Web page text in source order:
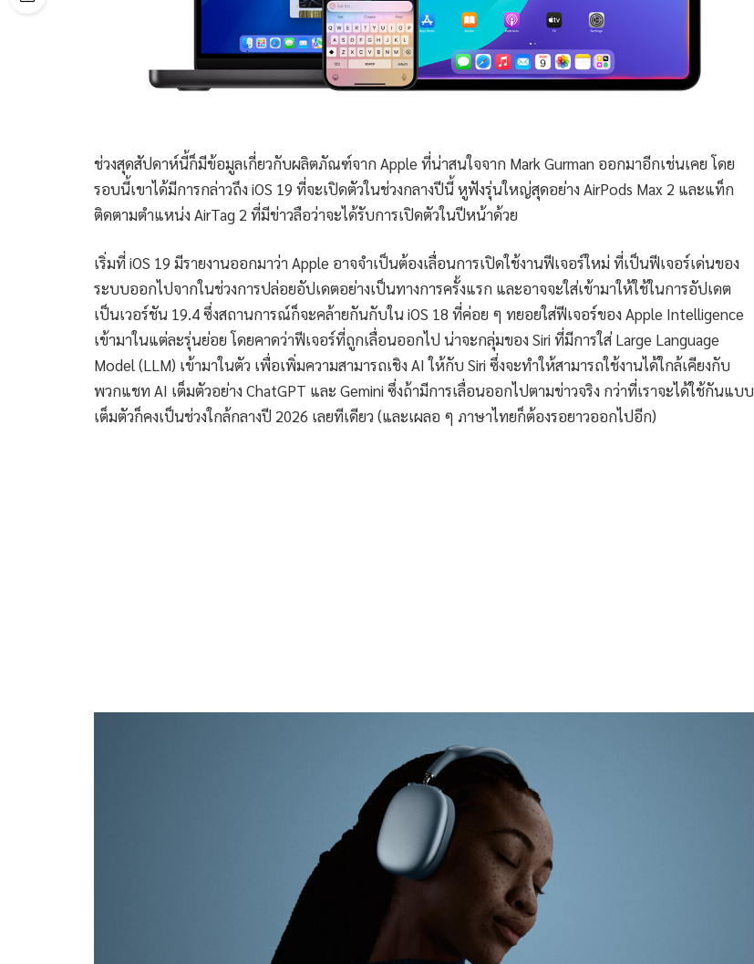
ช่วงสุดสัปดาห์นี้ก็มีข้อมูลเกี่ยวกับผลิตภัณฑ์จาก Apple ที่น่าสนใจจาก Mark Gurman ออกมาอีกเช่นเคย โดย
รอบนี้เขาได้มีการกล่าวถึง iOS 19 ที่จะเปิดตัวในช่วงกลางปีนี้ หูฟังรุ่นใหญ่สุดอย่าง AirPods Max 2 และแท็ก
ติดตามตำแหน่ง AirTag 2 ที่มีข่าวลือว่าจะได้รับการเปิดตัวในปีหน้าด้วย
เริ่มที่ iOS 19 มีรายงานออกมาว่า Apple อาจจำเป็นต้องเลื่อนการเปิดใช้งานฟีเจอร์ใหม่ ที่เป็นฟีเจอร์เด่นของ
ระบบออกไปจากในช่วงการปล่อยอัปเดตอย่างเป็นทางการครั้งแรก และอาจจะใส่เข้ามาให้ใช้ในการอัปเดต
เป็นเวอร์ชัน 19.4 ซึ่งสถานการณ์ก็จะคล้ายกันกับใน iOS 18 ที่ค่อย ๆ ทยอยใส่ฟีเจอร์ของ Apple Intelligence
เข้ามาในแต่ละรุ่นย่อย โดยคาดว่าฟีเจอร์ที่ถูกเลื่อนออกไป น่าจะกลุ่มของ Siri ที่มีการใส่ Large Language
Model (LLM) เข้ามาในตัว เพื่อเพิ่มความสามารถเชิง AI ให้กับ Siri ซึ่งจะทำให้สามารถใช้งานได้ใกล้เคียงกับ
พวกแชท AI เต็มตัวอย่าง ChatGPT และ Gemini ซึ่งถ้ามีการเลื่อนออกไปตามข่าวจริง กว่าที่เราจะได้ใช้กันแบบ
เต็มตัวก็คงเป็นช่วงใกล้กลางปี 2026 เลยทีเดียว (และเผลอ ๆ ภาษาไทยก็ต้องรอยาวออกไปอีก)